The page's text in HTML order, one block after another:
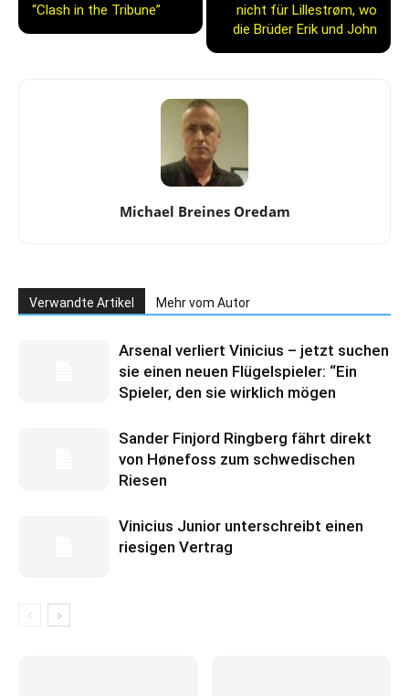
“Clash in the Tribune”
nicht für Lillestrøm, wo
die Brüder Erik und John
Michael Breines Oredam
Verwandte Artikel Mehr vom Autor
Arsenal verliert Vinicius – jetzt suchen
sie einen neuen Flügelspieler: “Ein
Spieler, den sie wirklich mögen
Sander Finjord Ringberg fährt direkt
von Hønefoss zum schwedischen
Riesen
Vinicius Junior unterschreibt einen
riesigen Vertrag